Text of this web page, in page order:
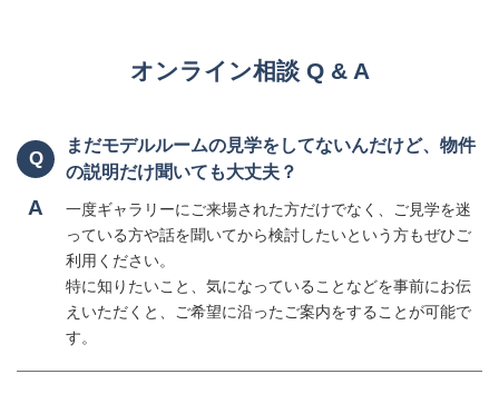
オンライン相談 Q & A
Q
まだモデルルームの見学をしてないんだけど、物件
の説明だけ聞いても大丈夫？
A
一度ギャラリーにご来場された方だけでなく、ご見学を迷
っている方や話を聞いてから検討したいという方もぜひご
利用ください。
特に知りたいこと、気になっていることなどを事前にお伝
えいただくと、ご希望に沿ったご案内をすることが可能で
す。